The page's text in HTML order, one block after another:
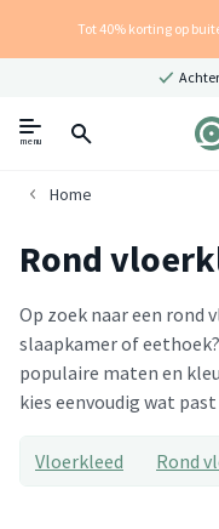
Tot 40% korting op
menu
Home
Rond
Op zoek naar een rond
slaapkamer of
populaire maten en
kies eenvoudig wat
Vloerkleed Rond